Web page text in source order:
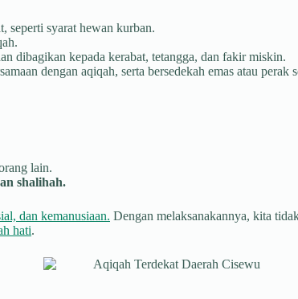
seperti syarat hewan kurban.
dibagikan kepada kerabat, tetangga, dan fakir miskin.
dengan aqiqah, serta bersedekah emas atau perak
lain.
shalihah.
dan kemanusiaan. Dengan melaksanakannya, kita
hati.